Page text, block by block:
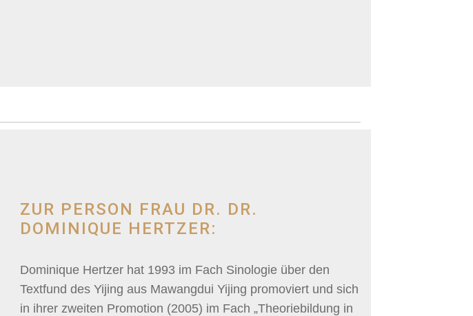
ZUR PERSON FRAU DR. DR.
DOMINIQUE HERTZER:
Dominique Hertzer hat 1993 im Fach Sinologie über den
Textfund des Yijing aus Mawangdui Yijing promoviert und sich
in ihrer zweiten Promotion (2005) im Fach „Theoriebildung in